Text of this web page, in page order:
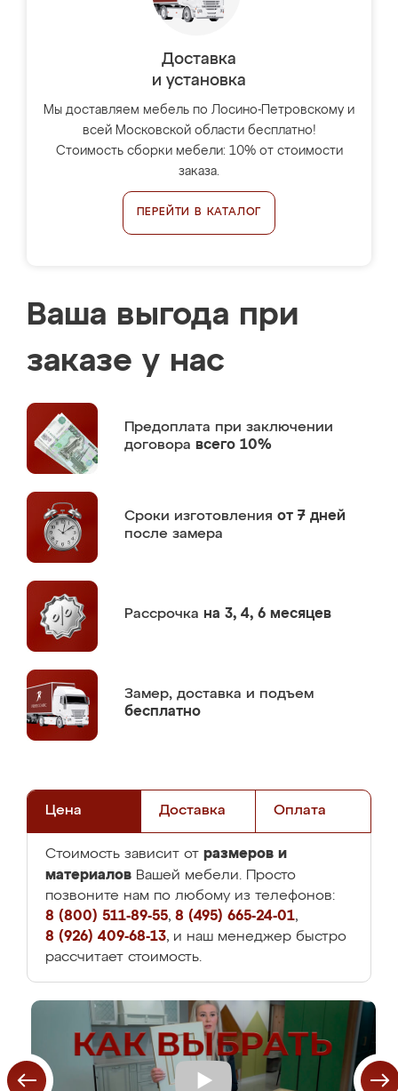
Доставка
и установка
Мы доставляем мебель по Лосино-Петровскому и
всей Московской области бесплатно!
Стоимость сборки мебели: 10% от стоимости
заказа.
ПЕРЕЙТИ В КАТАЛОГ
Ваша выгода при
заказе у нас
Предоплата при заключении
договора всего 10%
Сроки изготовления от 7 дней
после замера
Рассрочка на 3, 4, 6 месяцев
Замер, доставка и подъем
бесплатно
Цена Доставка Оплата
Стоимость зависит от размеров и
материалов Вашей мебели. Просто
позвоните нам по любому из телефонов:
8 (800) 511-89-55, 8 (495) 665-24-01,
8 (926) 409-68-13, и наш менеджер быстро
рассчитает стоимость.